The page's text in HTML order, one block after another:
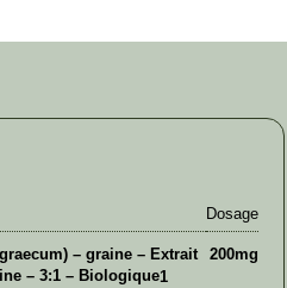
Dosage
– graine – Extrait
– 3:1 – Biologique1
200mg